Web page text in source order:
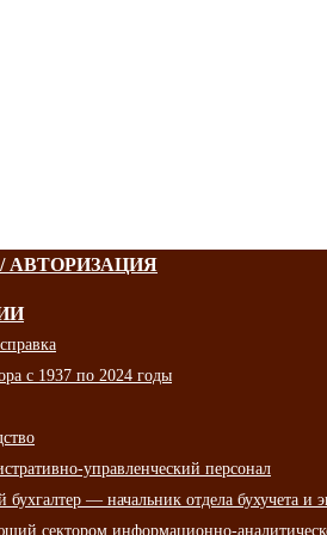
АВТОРИЗАЦИЯ
с 1937 по 2024 годы
управленческий персонал
бухгалтер — начальник отдела бухучета и
сектором информационно-